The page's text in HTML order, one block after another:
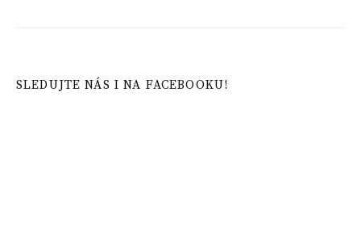
SLEDUJTE NÁS I NA FACEBOOKU!